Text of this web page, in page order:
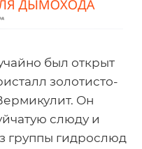
был открыт
золотисто-
Он
слюду и
группы гидрослюд